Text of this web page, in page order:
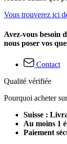
Vous trouverez ici
Avez-vous besoin
nous poser vos
Contact
Qualité vérifiée
Pourquoi acheter
Suisse :
Au moins 1
Paiement